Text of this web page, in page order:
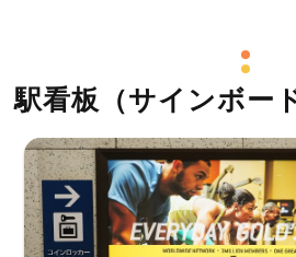
駅看板（サインボー